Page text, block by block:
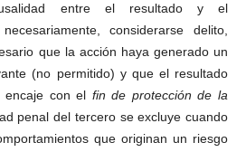
entre el resultado y el
considerarse delito,
que la acción haya generado un
(no permitido) y que el resultado
encaje con el fin de protección de la
penal del tercero se excluye cuando
que originan un riesgo